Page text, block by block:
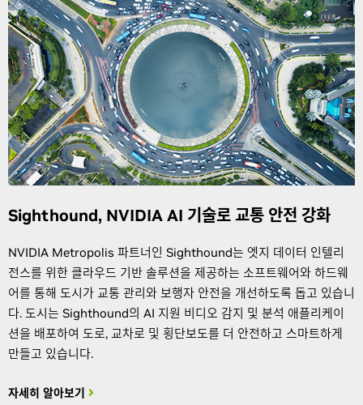
Sighthound, NVIDIA AI 기술로 교통 안전 강화
NVIDIA Metropolis 파트너인 Sighthound는 엣지 데이터 인텔리
전스를 위한 클라우드 기반 솔루션을 제공하는 소프트웨어와 하드웨
어를 통해 도시가 교통 관리와 보행자 안전을 개선하도록 돕고 있습니
다. 도시는 Sighthound의 AI 지원 비디오 감지 및 분석 애플리케이
션을 배포하여 도로, 교차로 및 횡단보도를 더 안전하고 스마트하게
만들고 있습니다.
자세히 알아보기